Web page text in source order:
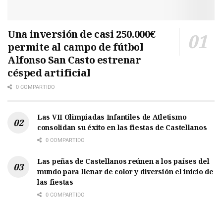
Una inversión de casi 250.000€
permite al campo de fútbol
Alfonso San Casto estrenar
césped artificial
0 COMPARTIDO
Las VII Olimpiadas Infantiles de Atletismo
consolidan su éxito en las fiestas de Castellanos
0 COMPARTIDO
Las peñas de Castellanos reúnen a los países del
mundo para llenar de color y diversión el inicio de
las fiestas
0 COMPARTIDO